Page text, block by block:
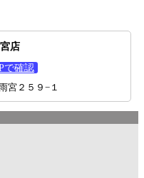
店
で確認
宮２５９−１